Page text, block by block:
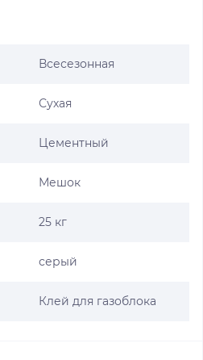
Всесезонная
Сухая
Цементный
Мешок
25 кг
серый
Клей для газоблока